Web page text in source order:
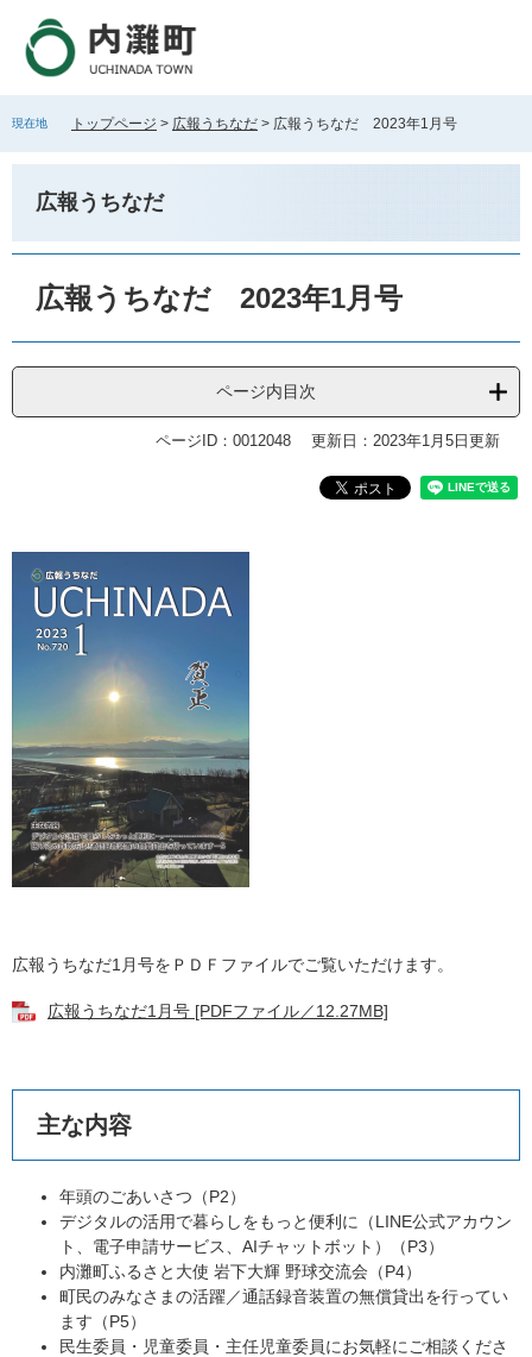
で
ば
現在地 トップページ > 広報うちなだ > 広報うちなだ 2023年1月号
広報うちなだ
広報うちなだ 2023年1月号
ページ内目次
ページID：0012048 更新日：2023年1月5日更新
広報うちなだ1月号をＰＤＦファイルでご覧いただけます。
広報うちなだ1月号 [PDFファイル／12.27MB]
主な内容
年頭のごあいさつ（P2）
デジタルの活用で暮らしをもっと便利に（LINE公式アカウン
ト、電子申請サービス、AIチャットボット）（P3）
内灘町ふるさと大使 岩下大輝 野球交流会（P4）
町民のみなさまの活躍／通話録音装置の無償貸出を行ってい
ます（P5）
民生委員・児童委員・主任児童委員にお気軽にご相談くださ